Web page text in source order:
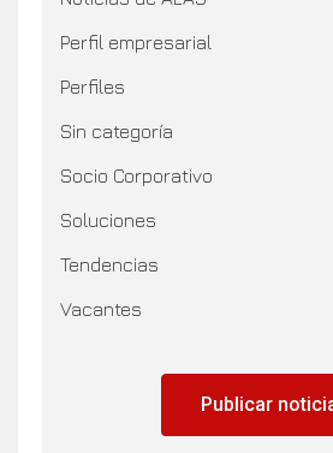
Perfil empresarial
Perfiles
Sin categoría
Socio Corporativo
Soluciones
Tendencias
Vacantes
Publicar